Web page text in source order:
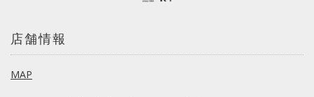
店舗情報
MAP